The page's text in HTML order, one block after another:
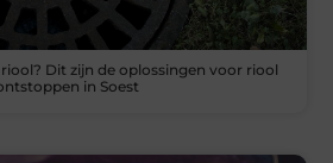
Dit zijn de oplossingen voor riool
in Soest